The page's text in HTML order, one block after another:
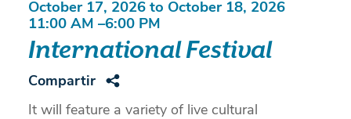
October 17, 2026 to October 18, 2026
11:00 AM –6:00 PM
International Festival
Compartir
It will feature a variety of live cultural